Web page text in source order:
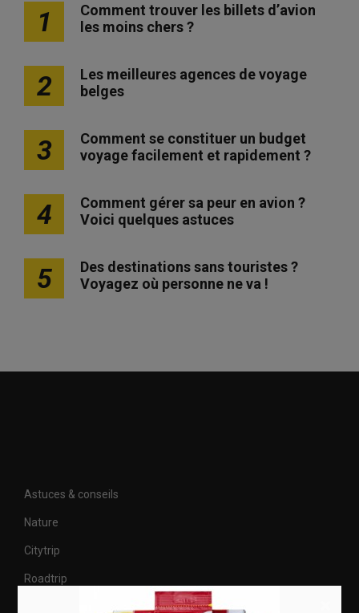
1
Comment trouver les billets d’avion
les moins chers ?
2
Les meilleures agences de voyage
belges
3
Comment se constituer un budget
voyage facilement et rapidement ?
4
Comment gérer sa peur en avion ?
Voici quelques astuces
5
Des destinations sans touristes ?
Voyagez où personne ne va !
Astuces & conseils
Nature
Citytrip
Roadtrip